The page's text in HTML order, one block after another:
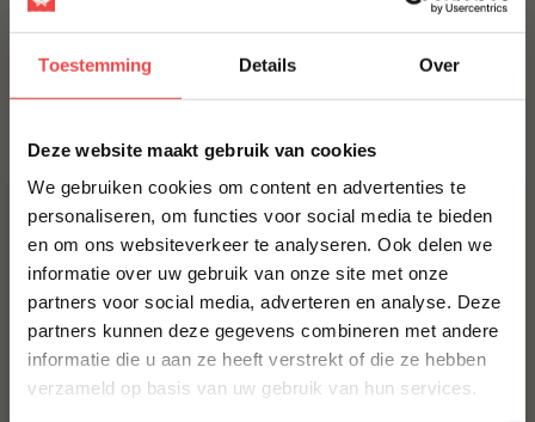
Toestemming Details Over
Deze website maakt gebruik van cookies
We gebruiken cookies om content en advertenties te
personaliseren, om functies voor social media te bieden
en om ons websiteverkeer te analyseren. Ook delen we
informatie over uw gebruik van onze site met onze
partners voor social media, adverteren en analyse. Deze
partners kunnen deze gegevens combineren met andere
informatie die u aan ze heeft verstrekt of die ze hebben
verzameld op basis van uw gebruik van hun services.
€ 9,95
Bavette rollade Angus bavette rollade
10% korting op je
eerste bestelling*
Schrijf je in voor onze nieuwsbrief en ontvang direct
10% korting op jouw eerste bestelling.
VOORNAAM